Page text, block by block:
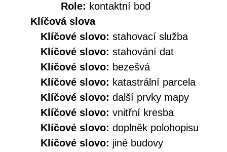
Role: kontaktní bod
Klíčová slova
Klíčové slovo: stahovací služba
Klíčové slovo: stahování dat
Klíčové slovo: bezešvá
Klíčové slovo: katastrální parcela
Klíčové slovo: další prvky mapy
Klíčové slovo: vnitřní kresba
Klíčové slovo: doplněk polohopisu
Klíčové slovo: jiné budovy